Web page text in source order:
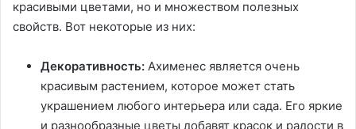
красивыми цветами, но и множеством полезных
свойств. Вот некоторые из них:
Декоративность: Ахименес является очень
красивым растением, которое может стать
украшением любого интерьера или сада. Его яркие
и разнообразные цветы добавят красок и радости в